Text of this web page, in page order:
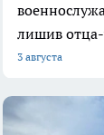
лишив отца-
3 августа